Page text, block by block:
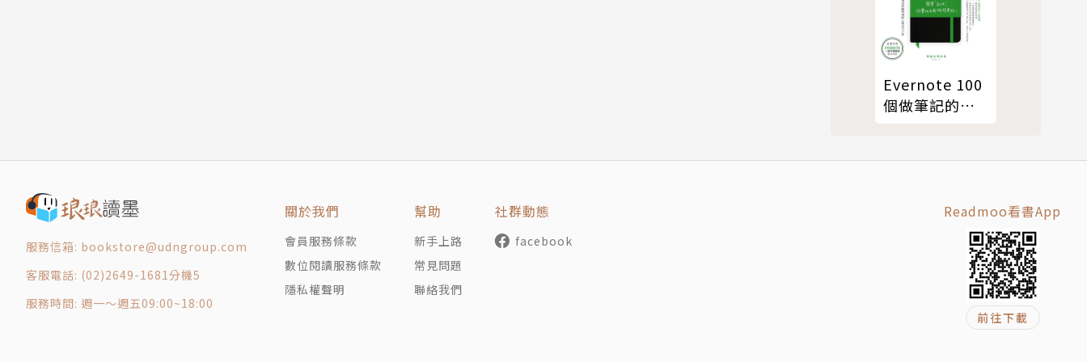
Evernote 100
個做筆記的好
服務信箱: bookstore@udngroup.com
客服電話: (02)2649-1681分機5
服務時間: 週一～週五09:00~18:00
關於我們
會員服務條款
數位閱讀服務條款
隱私權聲明
幫助
新手上路
常見問題
聯絡我們
社群動態
facebook
Readmoo看書App
前往下載